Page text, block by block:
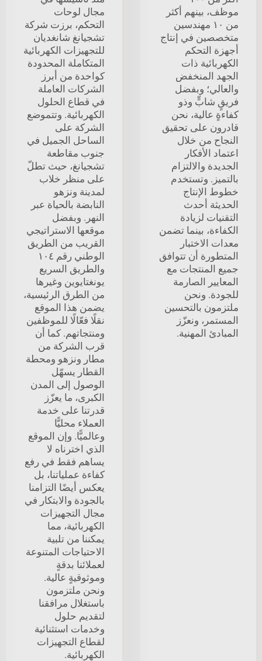
موظف، بينهم أكثر
من ١٠ مهندسين
متخصصين في إنتاج
أجهزة التحكم
الكهربائية ذات
الجهد المنخفض
والعالي؛ وبفضل
فريقٍ شابٍّ وذو
كفاءةٍ عالية، نحن
قادرون على تحقيق
النجاح من خلال
اعتماد الأفكار
الجديدة والالتزام
بالتميز. وتستخدم
خطوط الإنتاج
الحديثة أحدث
التقنيات لزيادة
الكفاءة، بينما تضمن
معدات الاختبار
المتطورة أن تتوافق
جميع المنتجات مع
المعايير الصارمة
للجودة. ونحن
ملتزمون بالتحسين
المستمر، ونعزّز
المبادئ المهنية.
مجال لوحات
التحكم، برزت شركة
تشجيانغ شانغديان
للتجهيزات الكهربائية
المتكاملة المحدودة
كواحدة من أبرز
الشركات العاملة
في قطاع الحلول
الكهربائية. وتتموضع
الشركة على
الساحل الجميل في
جنوب مقاطعة
تشجيانغ، حيث تطلّ
على منظر خلاب
لمدينة ونزهو
النابضة بالحياة عبر
النهر. وبفضل
موقعها الاستراتيجي
القريب من الطريق
الوطني رقم ١٠٤
والطريق السريع
يونغتايوين وغيرها
من الطرق الرئيسية،
يضمن هذا الموقع
نقلًا فعّالًا للموظفين
ومنتجاتهم. كما أن
قرب الشركة من
مطار ونزهو ومحطة
القطار يسهّل
الوصول إلى المدن
الكبرى، ما يعزّز
قدرتنا على خدمة
العملاء محليًّا
وعالميًّا. وإن الموقع
الذي اخترناه لا
يساهم فقط في رفع
كفاءة عملياتنا، بل
يعكس أيضًا التزامنا
بالجودة والابتكار في
مجال التجهيزات
الكهربائية، مما
يمكننا من تلبية
الاحتياجات المتنوعة
لعملائنا بدقةٍ
وموثوقيةٍ عالية.
ونحن ملتزمون
باستغلال مرافقنا
لتقديم حلول
وخدمات استثنائية
لقطاع التجهيزات
الكهربائية.